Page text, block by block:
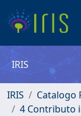
IRIS
IRIS
Catalogo
4 Contributo